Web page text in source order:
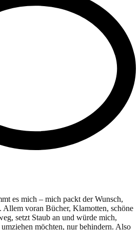
es mich – mich packt der Wunsch,
Allem voran Bücher, Klamotten, schöne
setzt Staub an und würde mich,
möchten, nur behindern. Also